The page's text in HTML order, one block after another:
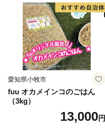
愛知県小牧市
fuu オカメインコのごはん
（3kg）
13,000円